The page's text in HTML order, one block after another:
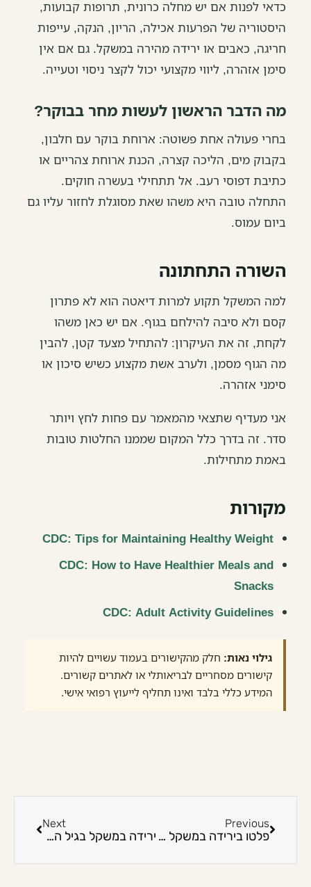
כדאי לפנות אם יש מחלה כרונית, תרופות קבועות,
היסטוריה של הפרעות אכילה, הריון, הנקה, עייפות
חריגה, כאבים או ירידה מהירה במשקל. גם אם אין
סימן אזהרה, ליווי מקצועי יכול לקצר ניסוי וטעייה.
מה הדבר הראשון לעשות מחר בבוקר?
בחרי פעולה אחת פשוטה: ארוחת בוקר עם חלבון,
בקבוק מים, הליכה קצרה, הכנת ארוחת צהריים או
כתיבת דפוסי רעב. אל תתחילי בעשרה חוקים.
התחלה טובה היא משהו שאת מסוגלת לחזור עליו גם
ביום עמוס.
השורה התחתונה
למה המשקל תקוע למרות דיאטה הוא לא פתרון
קסם ולא סיבה להילחם בגוף. אם יש כאן משהו
לקחת, זה את העיקרון: להתחיל מצעד קטן, להבין
מה הגוף מסמן, ולערב אשת מקצוע כשיש סיכון או
סימני אזהרה.
אני מעדיף שתצאי מהמאמר עם פחות לחץ ויותר
סדר. זה בדרך כלל המקום שממנו החלטות טובות
באמת מתחילות.
מקורות
CDC: Tips for Maintaining Healthy Weight
CDC: How to Have Healthier Meals and
Snacks
CDC: Adult Activity Guidelines
גילוי נאות: חלק מהקישורים בעמוד עשויים להיות
קישורים מסחריים לבריאותלי או לאתרים קשורים.
המידע כללי בלבד ואינו תחליף לייעוץ רפואי אישי.
Previous
פלטו בירידה במשקל מה עושים: בלי הבטחות ובלי דיאטת כאסח
Next
ירידה במשקל בגיל המעבר: בלי הבטחות ובלי דיאטת כאסח